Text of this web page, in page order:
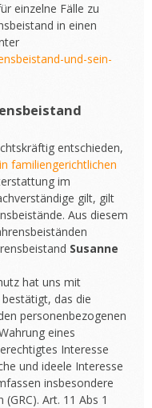
einzelne Fälle zu
in einen
und-sein-
entschieden,
familiengerichtlichen
im
gilt, gilt
Aus diesem
Susanne
hat uns mit
das die
personenbezogenen
eines
Interesse
und ideele Interesse
insbesondere
Art. 11 Abs 1